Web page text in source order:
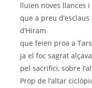
lluïen noves llances i
que a preu
d’Hiram
que feien proa a
ja el foc sagrat
pel sacrifici, sobre
Prop de l’altar